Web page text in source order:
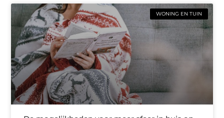
WONING EN TUIN